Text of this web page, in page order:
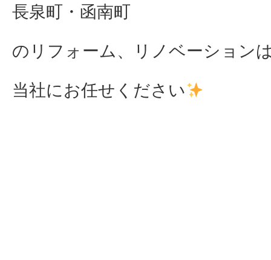
長泉町・函南町
のリフォーム、リノベーション
当社にお任せください